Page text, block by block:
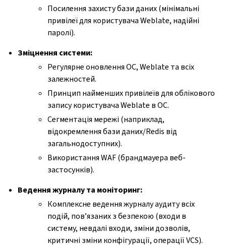
Посилення захисту бази даних (мінімальні
привілеї для користувача Weblate, надійні
паролі).
Зміцнення системи:
Регулярне оновлення ОС, Weblate та всіх
залежностей.
Принцип найменших привілеїв для облікового
запису користувача Weblate в ОС.
Сегментація мережі (наприклад,
відокремлення бази даних/Redis від
загальнодоступних).
Використання WAF (брандмауера веб-
застосунків).
Ведення журналу та моніторинг:
Комплексне ведення журналу аудиту всіх
подій, пов’язаних з безпекою (входи в
систему, невдалі входи, зміни дозволів,
критичні зміни конфігурації, операції VCS).